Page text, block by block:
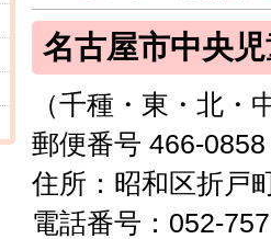
名古屋市中央
（千種・東・北
郵便番号 466-0858
住所：昭和区折戸
電話番号：052-